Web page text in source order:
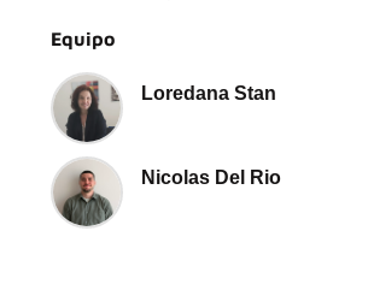
Equipo
Loredana Stan
Nicolas Del Rio